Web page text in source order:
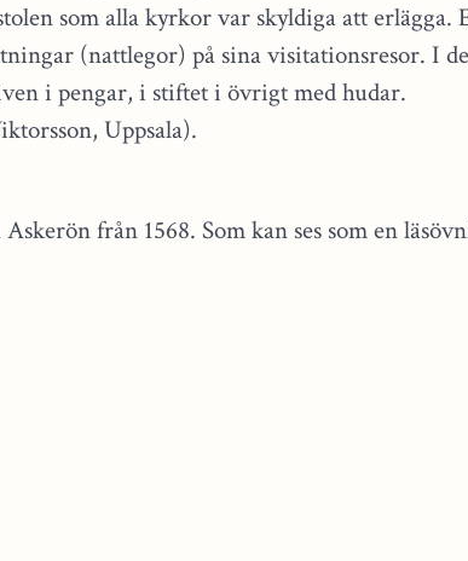
som alla kyrkor var skyldiga att erlägga.
(nattlegor) på sina visitationsresor. I
i pengar, i stiftet i övrigt med hudar.
Uppsala).
från 1568. Som kan ses som en